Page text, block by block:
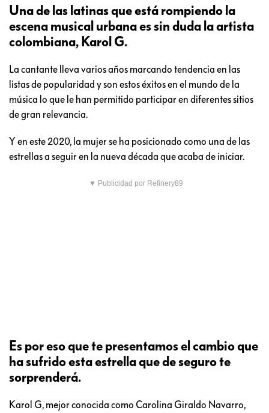
Una de las latinas que está rompiendo la
escena musical urbana es sin duda la artista
colombiana, Karol G.
La cantante lleva varios años marcando tendencia en las
listas de popularidad y son estos éxitos en el mundo de la
música lo que le han permitido participar en diferentes sitios
de gran relevancia.
Y en este 2020, la mujer se ha posicionado como una de las
estrellas a seguir en la nueva década que acaba de iniciar.
▼ Publicidad por Refinery89
Es por eso que te presentamos el cambio que
ha sufrido esta estrella que de seguro te
sorprenderá.
Karol G, mejor conocida como Carolina Giraldo Navarro,